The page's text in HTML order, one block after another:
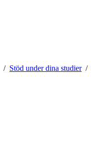
Stöd under dina studier